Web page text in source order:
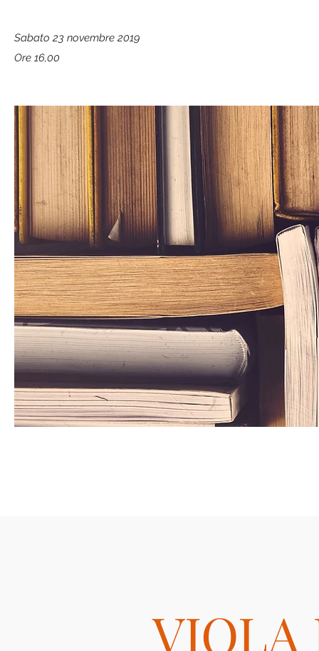
Sabato 23 novembre 2019
Ore 16,00
VIOLA